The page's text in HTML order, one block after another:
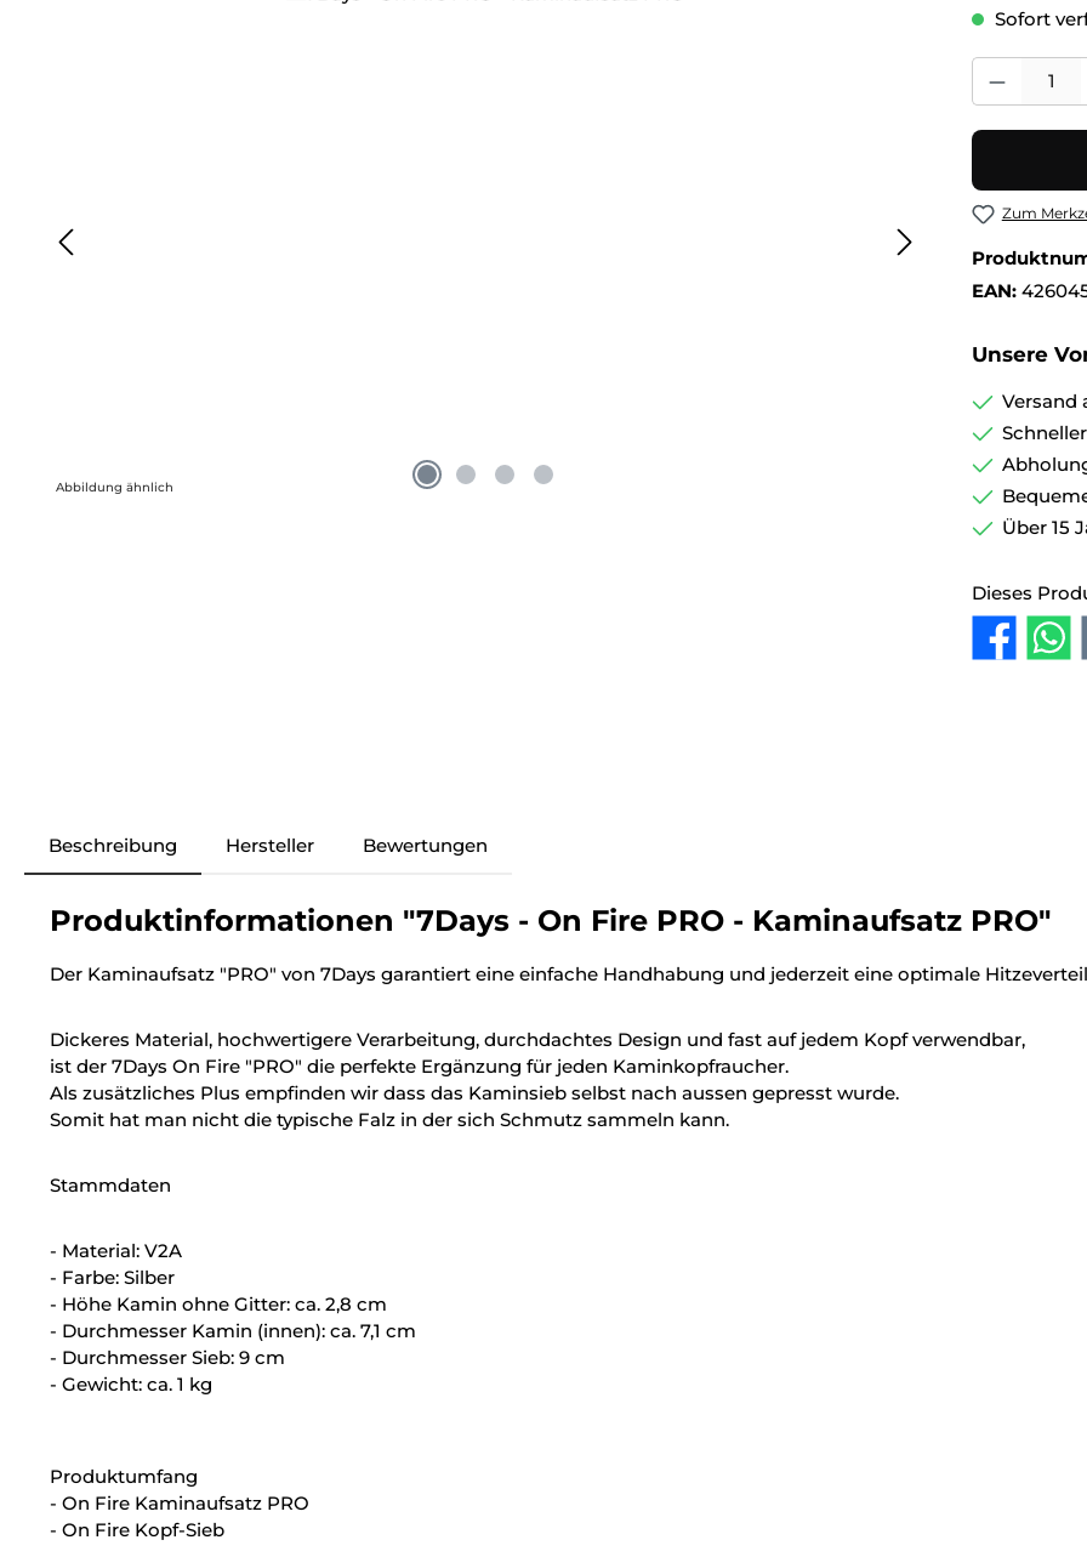
Abbildung ähnlich
Sofort
Produkt
Zum
EAN:
Unsere
Versand
Über 15
Dieses
Beschreibung Hersteller Bewertungen
Produktinformationen "7Days - On Fire PRO - Kaminaufsatz PRO"
Der Kaminaufsatz "PRO" von 7Days garantiert eine einfache Handhabung und jederzeit eine optimale
Dickeres Material, hochwertigere Verarbeitung, durchdachtes Design und fast auf jedem Kopf verwendbar,
ist der 7Days On Fire "PRO" die perfekte Ergänzung für jeden Kaminkopfraucher.
Als zusätzliches Plus empfinden wir dass das Kaminsieb selbst nach aussen gepresst wurde.
Somit hat man nicht die typische Falz in der sich Schmutz sammeln kann.
Stammdaten
- Material: V2A
- Farbe: Silber
- Höhe Kamin ohne Gitter: ca. 2,8 cm
- Durchmesser Kamin (innen): ca. 7,1 cm
- Durchmesser Sieb: 9 cm
- Gewicht: ca. 1 kg
Produktumfang
- On Fire Kaminaufsatz PRO
- On Fire Kopf-Sieb